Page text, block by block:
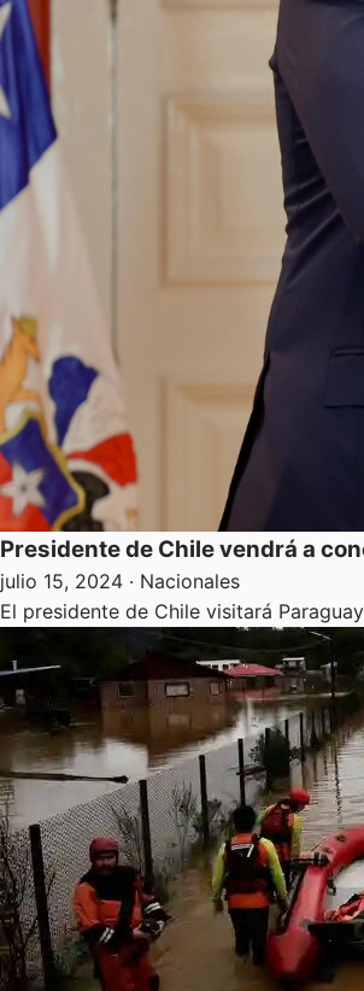
Presidente de Chile vendrá a
julio 15, 2024 · Nacionales
El presidente de Chile visitará